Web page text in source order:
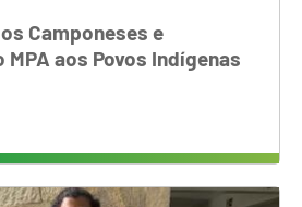
Camponeses e
MPA aos Povos Indígenas